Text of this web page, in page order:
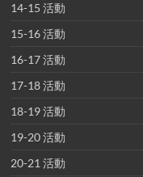
14-15 活動
15-16 活動
16-17 活動
17-18 活動
18-19 活動
19-20 活動
20-21 活動